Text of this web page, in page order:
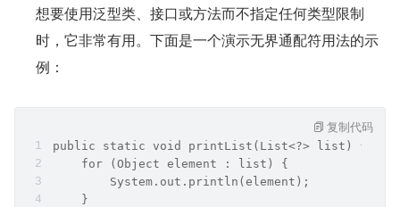
想要使用泛型类、接口或方法而不指定任何类型限制
时，它非常有用。下面是一个演示无界通配符用法的示
例：
public static void printList(List<?> list) {
    for (Object element : list) {
        System.out.println(element);
    }
复制代码